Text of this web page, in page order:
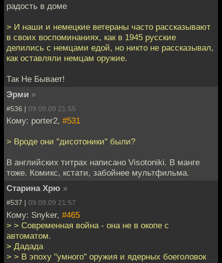
радость в доме
> И наши и немецкие ветераны часто рассказывают
в своих воспоминаниях, как в 1945 русские
делились с немцами едой, но никто не рассказывал,
как оставляли немцам оружие.
Так Не Бывает!
Эрми »
#536 | 09.09.09 21:55
Кому: porter2, #531
> Вроде они "дисотоники" были?
В английских титрах написано Visotoniki. В манге
тоже. Комикс, кстати, забойнее мультфильма.
Старина Хрю »
#537 | 09.09.09 21:57
Кому: Snyker, #465
> > Современная война - она не в окопе с
автоматом.
> Дадада
> > В эпоху "умного" оружия и ядерных боеголовок